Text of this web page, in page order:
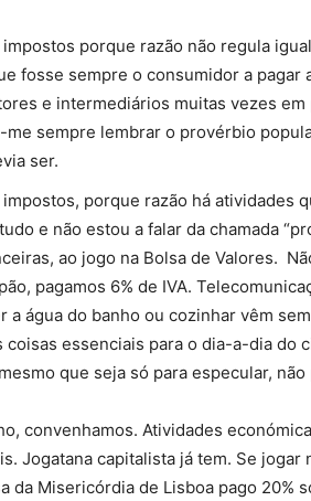
impostos porque razão não regula
fosse sempre o consumidor a pagar
e intermediários muitas vezes
me sempre lembrar o provérbio
ser.
porque razão há atividades
e não estou a falar da chamada
ao jogo na Bolsa de Valores.
pagamos 6% de IVA.
a água do banho ou cozinhar vêm
coisas essenciais para o dia-a-dia do
que seja só para especular, não
convenhamos. Atividades
Jogatana capitalista já tem. Se
da Misericórdia de Lisboa pago 20%